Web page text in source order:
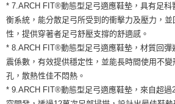
任。
４．使用「AFTEE先享後付」時，將依據個別帳
時審查核予不同之上限額度；若仍有額度不足之
請求用戶進行身份認證。
５．嚴禁一人註冊多個帳號或使用他人資訊註冊
恩沛科技股份有限公司將有權停止該用戶之使用
* 7.ARCH FIT®動態型足弓適應鞋墊，具有足科
衡系統，能分散足弓所受到的衝擊力及壓力，
性，提供穿著者足弓舒壓支撐的舒適感。
* 8.ARCH FIT®動態型足弓適應鞋墊，材質回彈
震係數，有效提供穩定性，並能長時間使用不
孔，散熱性佳不悶熱。
* 9.ARCH FIT®動態型足弓適應鞋墊，來自超過